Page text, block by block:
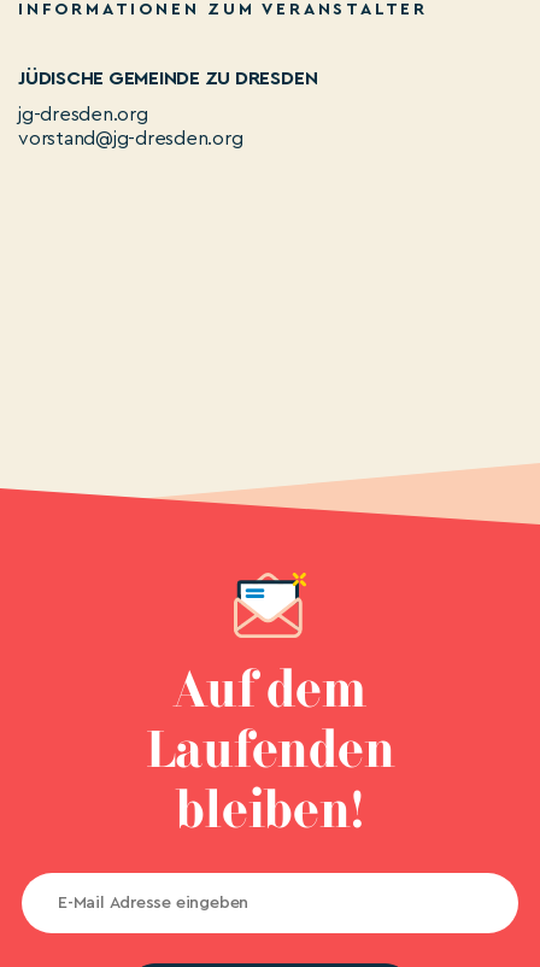
INFORMATIONEN ZUM VERANSTALTER
JÜDISCHE GEMEINDE ZU DRESDEN
jg-dresden.org
vorstand@jg-dresden.org
Auf dem
Laufenden
bleiben!